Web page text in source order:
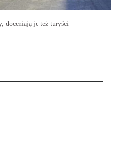
doceniają je też turyści